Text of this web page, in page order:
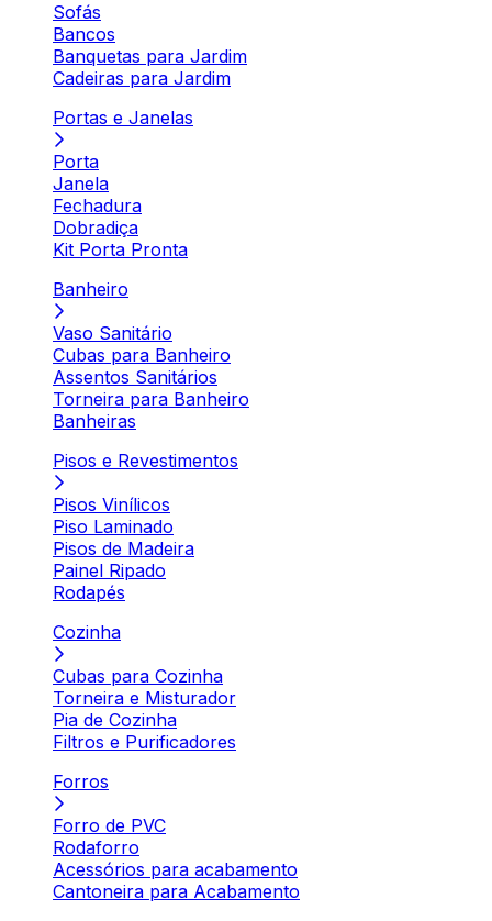
Sofás
Bancos
Banquetas para Jardim
Cadeiras para Jardim
Portas e Janelas
Porta
Janela
Fechadura
Dobradiça
Kit Porta Pronta
Banheiro
Vaso Sanitário
Cubas para Banheiro
Assentos Sanitários
Torneira para Banheiro
Banheiras
Pisos e Revestimentos
Pisos Vinílicos
Piso Laminado
Pisos de Madeira
Painel Ripado
Rodapés
Cozinha
Cubas para Cozinha
Torneira e Misturador
Pia de Cozinha
Filtros e Purificadores
Forros
Forro de PVC
Rodaforro
Acessórios para acabamento
Cantoneira para Acabamento